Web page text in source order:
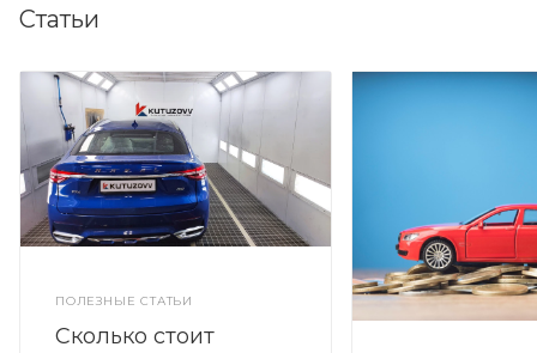
Статьи
ПОЛЕЗНЫЕ СТАТЬИ
Сколько стоит